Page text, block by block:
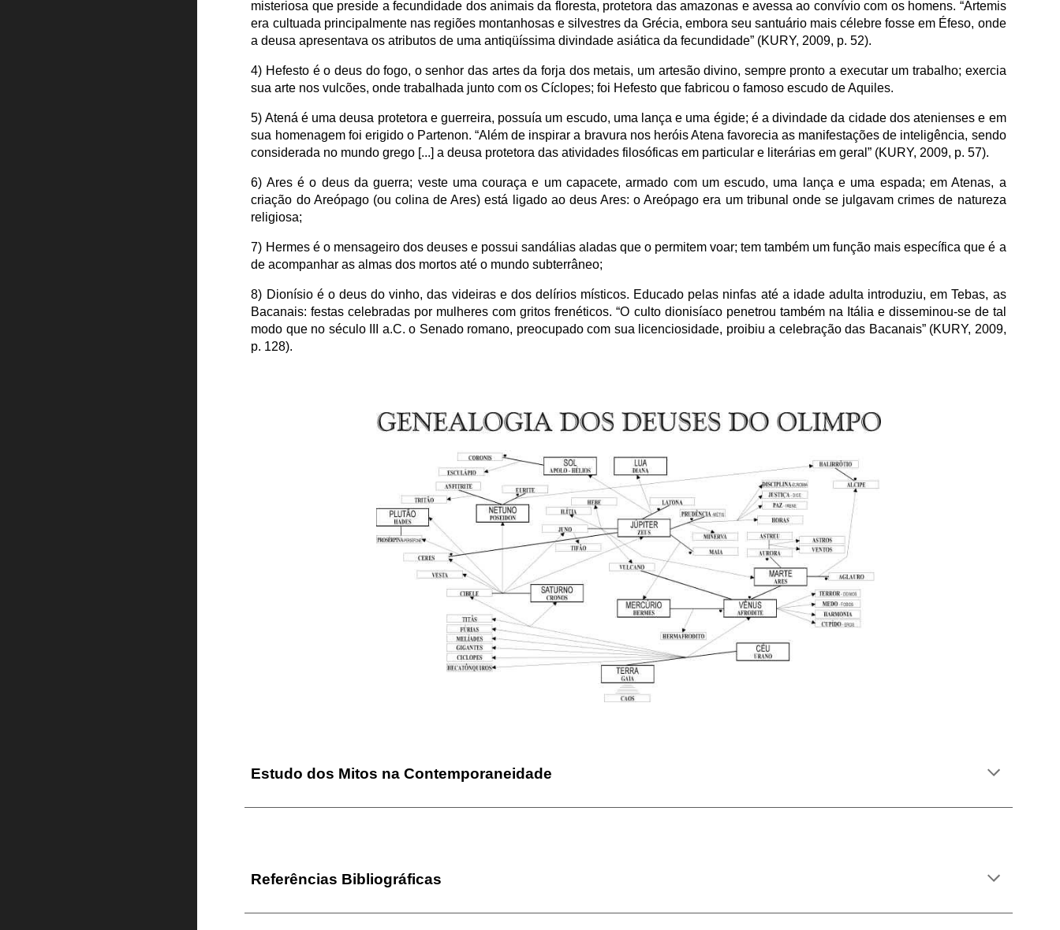
misteriosa que preside a fecundidade dos animais da floresta, protetora das amazonas e avessa ao convívio com os homens. “Ártemis
era cultuada principalmente nas regiões montanhosas e silvestres da Grécia, embora seu santuário mais célebre fosse em Éfeso, onde
a deusa apresentava os atributos de uma antiqüíssima divindade asiática da fecundidade” (KURY, 2009, p. 52).
4) Hefesto é o deus do fogo, o senhor das artes da forja dos metais, um artesão divino, sempre pronto a executar um trabalho; exercia
sua arte nos vulcões, onde trabalhada junto com os Cíclopes; foi Hefesto que fabricou o famoso escudo de Aquiles.
5) Atená é uma deusa protetora e guerreira, possuía um escudo, uma lança e uma égide; é a divindade da cidade dos atenienses e em
sua homenagem foi erigido o Partenon. “Além de inspirar a bravura nos heróis Atena favorecia as manifestações de inteligência, sendo
considerada no mundo grego [...] a deusa protetora das atividades filosóficas em particular e literárias em geral” (KURY, 2009, p. 57).
6) Ares é o deus da guerra; veste uma couraça e um capacete, armado com um escudo, uma lança e uma espada; em Atenas, a
criação do Areópago (ou colina de Ares) está ligado ao deus Ares: o Areópago era um tribunal onde se julgavam crimes de natureza
religiosa;
7) Hermes é o mensageiro dos deuses e possui sandálias aladas que o permitem voar; tem também um função mais específica que é a
de acompanhar as almas dos mortos até o mundo subterrâneo;
8) Dionísio é o deus do vinho, das videiras e dos delírios místicos. Educado pelas ninfas até a idade adulta introduziu, em Tebas, as
Bacanais: festas celebradas por mulheres com gritos frenéticos. “O culto dionisíaco penetrou também na Itália e disseminou-se de tal
modo que no século III a.C. o Senado romano, preocupado com sua licenciosidade, proibiu a celebração das Bacanais” (KURY, 2009,
p. 128).
Estudo dos Mitos na Contemporaneidade
Referências Bibliográficas